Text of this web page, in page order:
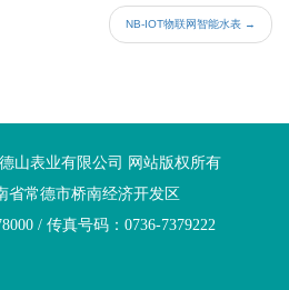
NB-IOT物联网智能水表 →
山表业有限公司 网站版权所有
省常德市桥南经济开发区
/ 传真号码：0736-7379222